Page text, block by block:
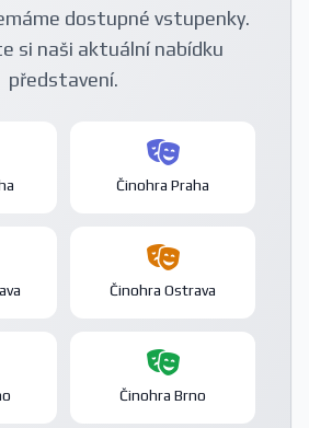
dostupné vstupenky.
si naši aktuální nabídku
představení.
Činohra Praha
Činohra Ostrava
Činohra Brno